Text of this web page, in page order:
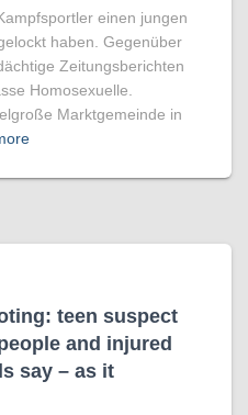
einen jungen
haben. Gegenüber
Zeitungsberichten
Homosexuelle.
Marktgemeinde in
teen suspect
and injured
say – as it